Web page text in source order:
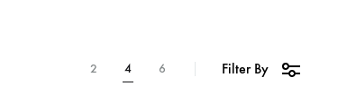
Filter By
2 4 6